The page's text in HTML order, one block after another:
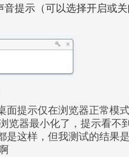
音提示（可以选择开启或
面提示仅在浏览器正常模
览器最小化了，提示看不
是这样，但我测试的结果